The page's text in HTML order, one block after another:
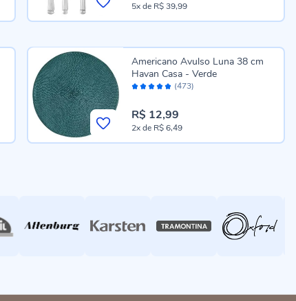
5xde R$ 39,99
Avaliação: (473)
Americano Avulso Luna 38 cm
Havan Casa - Verde
R$ 12,99
2xde R$ 6,49